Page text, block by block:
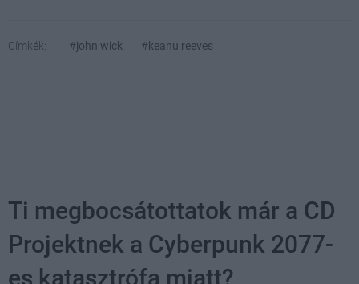
Címkék: #john wick #keanu reeves
Ti megbocsátottatok már a CD
Projektnek a Cyberpunk 2077-
es katasztrófa miatt?